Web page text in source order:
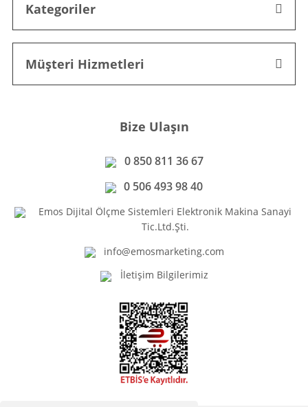
Kategoriler
Müşteri Hizmetleri
Bize Ulaşın
0 850 811 36 67
0 506 493 98 40
Emos Dijital Ölçme Sistemleri Elektronik Makina Sanayi
Tic.Ltd.Şti.
info@emosmarketing.com
İletişim Bilgilerimiz